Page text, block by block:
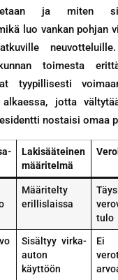
ja miten
luo vankan pohjan
neuvotteluille.
toimesta
tyypillisesti
alkaessa, jotta
nostaisi omaa
Lakisääteinen
määritelmä
Määritelty
erillislaissa
tulo
Sisältyy virka-
auton
käyttöön
Ei